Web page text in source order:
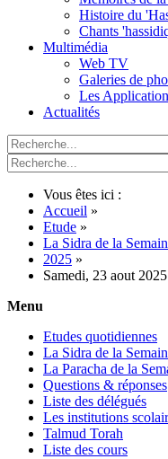
Histoire du
Chants
Multimédia
Web TV
Galeries de
Les
Actualités
Vous êtes ici :
Accueil »
Etude »
La Sidra de la
2025 »
Samedi, 23 aout 2025
Menu
Etudes quotidiennes
La Sidra de la
La Paracha de la
Questions & réponses
Liste des délégués
Les institutions
Talmud Torah
Liste des cours